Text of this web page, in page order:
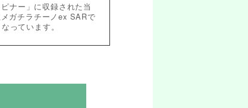
ナー」に収録された当
ガチラチーノex SARで
っています。